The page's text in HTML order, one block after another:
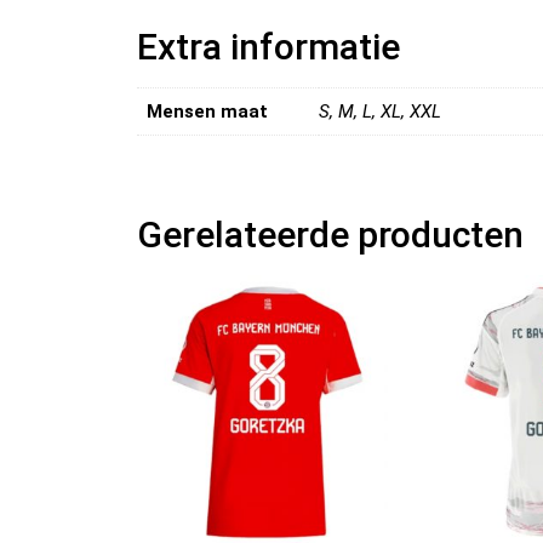
Extra informatie
Mensen maat S, M, L, XL, XXL
Gerelateerde producten